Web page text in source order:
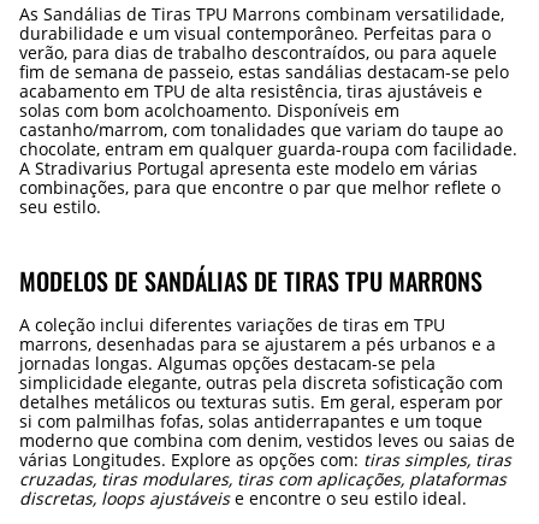
As Sandálias de Tiras TPU Marrons combinam versatilidade,
durabilidade e um visual contemporâneo. Perfeitas para o
verão, para dias de trabalho descontraídos, ou para aquele
fim de semana de passeio, estas sandálias destacam-se pelo
acabamento em TPU de alta resistência, tiras ajustáveis e
solas com bom acolchoamento. Disponíveis em
castanho/marrom, com tonalidades que variam do taupe ao
chocolate, entram em qualquer guarda-roupa com facilidade.
A Stradivarius Portugal apresenta este modelo em várias
combinações, para que encontre o par que melhor reflete o
seu estilo.
MODELOS DE SANDÁLIAS DE TIRAS TPU MARRONS
A coleção inclui diferentes variações de tiras em TPU
marrons, desenhadas para se ajustarem a pés urbanos e a
jornadas longas. Algumas opções destacam-se pela
simplicidade elegante, outras pela discreta sofisticação com
detalhes metálicos ou texturas sutis. Em geral, esperam por
si com palmilhas fofas, solas antiderrapantes e um toque
moderno que combina com denim, vestidos leves ou saias de
várias Longitudes. Explore as opções com: tiras simples, tiras
cruzadas, tiras modulares, tiras com aplicações, plataformas
discretas, loops ajustáveise encontre o seu estilo ideal.